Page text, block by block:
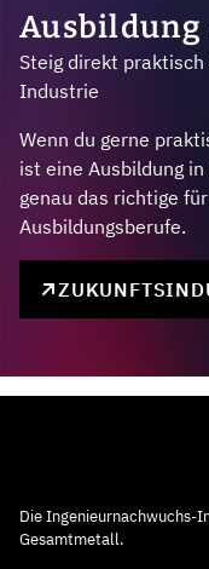
Steig direkt
Industrie
Wenn du gerne
ist eine Ausbildung
genau das richtige
Ausbildungsberufe.
Die Ingenieurnachwuchs-
Gesamtmetall.